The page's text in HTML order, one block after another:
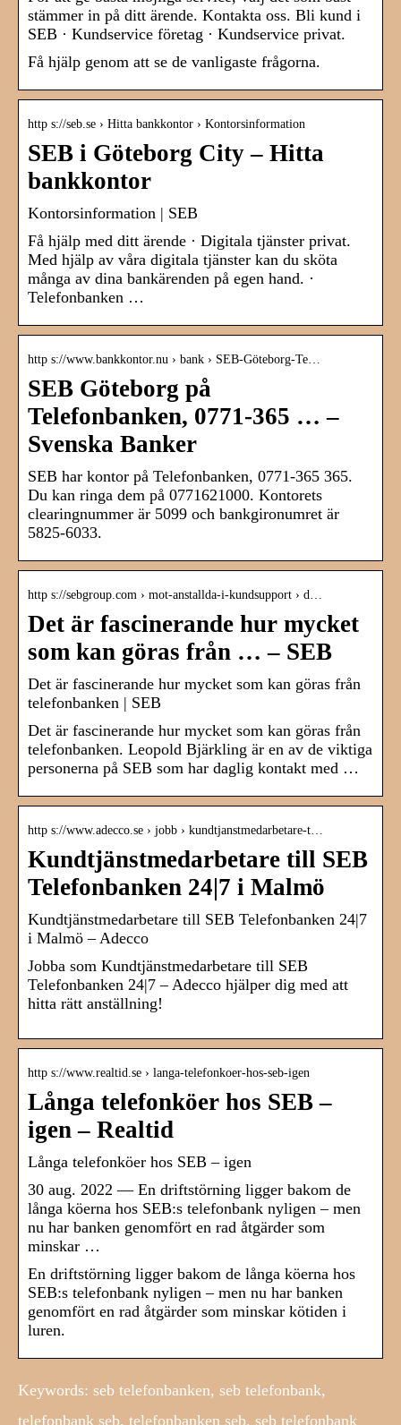
stämmer in på ditt ärende. Kontakta oss. Bli kund i
SEB · Kundservice företag · Kundservice privat.
Få hjälp genom att se de vanligaste frågorna.
http s://seb.se › Hitta bankkontor › Kontorsinformation
SEB i Göteborg City – Hitta
bankkontor
Kontorsinformation | SEB
Få hjälp med ditt ärende · Digitala tjänster privat.
Med hjälp av våra digitala tjänster kan du sköta
många av dina bankärenden på egen hand. ·
Telefonbanken …
http s://www.bankkontor.nu › bank › SEB-Göteborg-Te…
SEB Göteborg på
Telefonbanken, 0771-365 … –
Svenska Banker
SEB har kontor på Telefonbanken, 0771-365 365.
Du kan ringa dem på 0771621000. Kontorets
clearingnummer är 5099 och bankgironumret är
5825-6033.
http s://sebgroup.com › mot-anstallda-i-kundsupport › d…
Det är fascinerande hur mycket
som kan göras från … – SEB
Det är fascinerande hur mycket som kan göras från
telefonbanken | SEB
Det är fascinerande hur mycket som kan göras från
telefonbanken. Leopold Bjärkling är en av de viktiga
personerna på SEB som har daglig kontakt med …
http s://www.adecco.se › jobb › kundtjanstmedarbetare-t…
Kundtjänstmedarbetare till SEB
Telefonbanken 24|7 i Malmö
Kundtjänstmedarbetare till SEB Telefonbanken 24|7
i Malmö – Adecco
Jobba som Kundtjänstmedarbetare till SEB
Telefonbanken 24|7 – Adecco hjälper dig med att
hitta rätt anställning!
http s://www.realtid.se › langa-telefonkoer-hos-seb-igen
Långa telefonköer hos SEB –
igen – Realtid
Långa telefonköer hos SEB – igen
30 aug. 2022 — En driftstörning ligger bakom de
långa köerna hos SEB:s telefonbank nyligen – men
nu har banken genomfört en rad åtgärder som
minskar …
En driftstörning ligger bakom de långa köerna hos
SEB:s telefonbank nyligen – men nu har banken
genomfört en rad åtgärder som minskar kötiden i
luren.
Keywords: seb telefonbanken, seb telefonbank,
telefonbank seb, telefonbanken seb, seb telefonbank